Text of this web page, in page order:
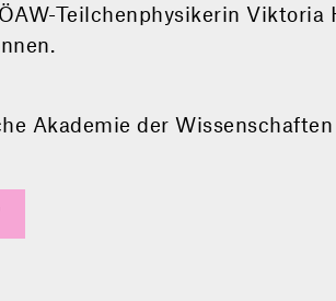
Teilchenphysikerin
Akademie der Wissenschaften